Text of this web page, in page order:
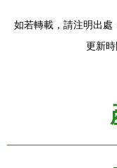
如若轉載，請注明出
更新